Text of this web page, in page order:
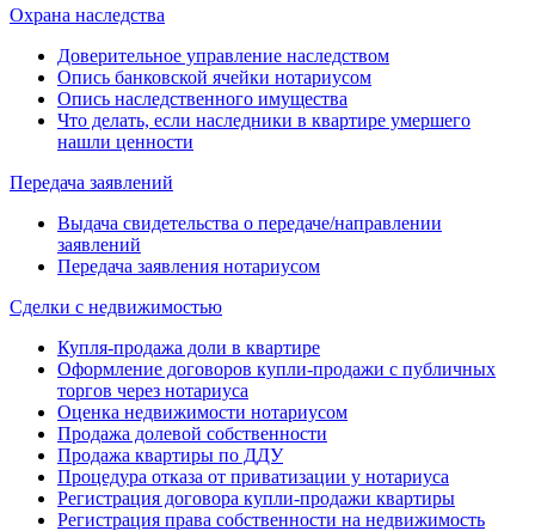
Охрана наследства
Доверительное управление наследством
Опись банковской ячейки нотариусом
Опись наследственного имущества
Что делать, если наследники в квартире умершего
нашли ценности
Передача заявлений
Выдача свидетельства о передаче/направлении
заявлений
Передача заявления нотариусом
Сделки с недвижимостью
Купля-продажа доли в квартире
Оформление договоров купли-продажи с публичных
торгов через нотариуса
Оценка недвижимости нотариусом
Продажа долевой собственности
Продажа квартиры по ДДУ
Процедура отказа от приватизации у нотариуса
Регистрация договора купли-продажи квартиры
Регистрация права собственности на недвижимость